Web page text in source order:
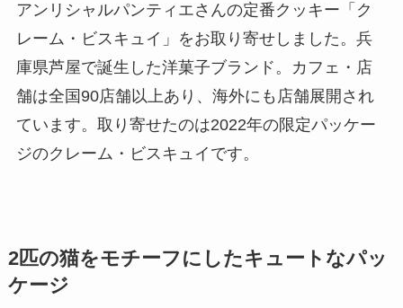
アンリシャルパンティエさんの定番クッキー「ク
レーム・ビスキュイ」をお取り寄せしました。兵
庫県芦屋で誕生した洋菓子ブランド。カフェ・店
舗は全国90店舗以上あり、海外にも店舗展開され
ています。取り寄せたのは2022年の限定パッケー
ジのクレーム・ビスキュイです。
2匹の猫をモチーフにしたキュートなパッ
ケージ